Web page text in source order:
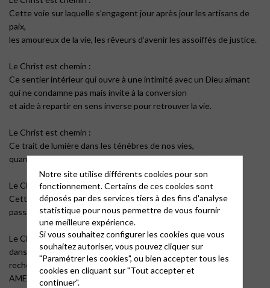
Cette voie sur laquelle s’engagent jour après jour les artisans de
paix,
les amoureux de la vie, les rêveurs d’avenir les assoiffés de justice.
Le Christ est chemin :
Ce sentier intérieur qui ouvre à une intimité avec un Dieu aimant
qui ne condamne pas mais invite à la conversion
et aide à repartir en sens inverse pour retrouver la vie.
Le Christ est chemin :
Ce trait de lumière dans les ténèbres de nos vies,
quand la mort obscurcit tous nos projets et oblitère l’avenir.
Le Christ est chemin :
Cette sortie vers la clarté d’un nouveau matin,
passage de la mort à la vie, naissance nouvelle avec Dieu.
Le Christ est notre chemin de foi, nous y marchons ensemble,
dans l’Esprit des enfants de Dieu,
recherchant la juste place qu’il nous a promise.
AMEN
Notre site utilise différents cookies pour son
fonctionnement. Certains de ces cookies sont
déposés par des services tiers à des fins d'analyse
statistique pour nous permettre de vous fournir
une meilleure expérience.
Si vous souhaitez configurer les cookies que vous
souhaitez autoriser, vous pouvez cliquer sur
"Paramétrer les cookies", ou bien accepter tous les
cookies en cliquant sur "Tout accepter et
continuer".